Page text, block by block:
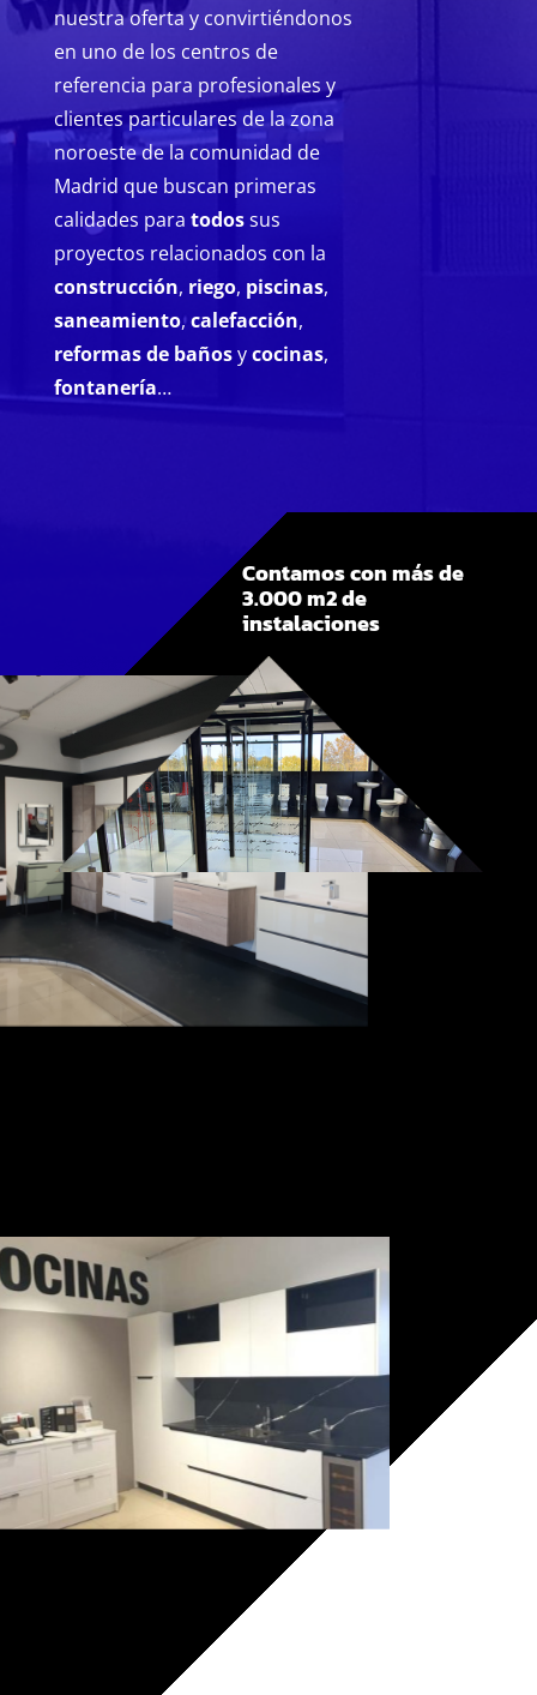
nuestra oferta y convirtiéndonos
en uno de los centros de
referencia para profesionales y
clientes particulares de la zona
noroeste de la comunidad de
Madrid que buscan primeras
calidades para todossus
proyectos relacionados con la
construcción, riego, piscinas,
saneamiento,calefacción,
reformas de bañosycocinas,
fontanería…
Contamos con más de
3.000 m2 de
instalaciones